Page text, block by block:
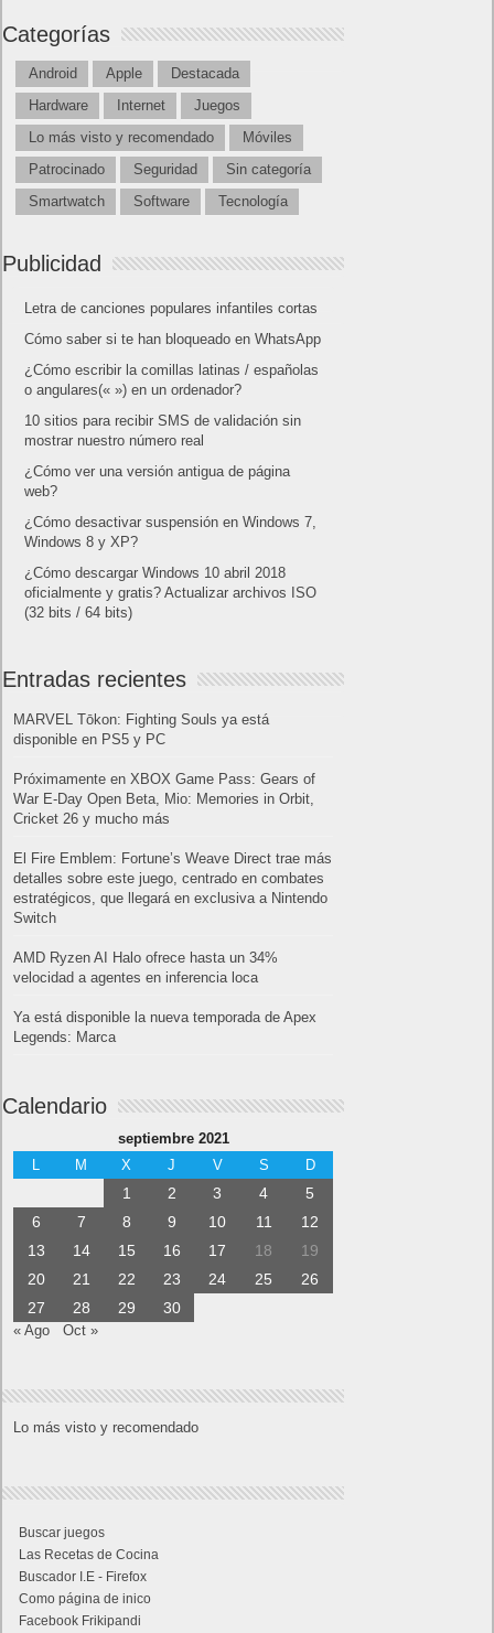
Categorías
Android Apple
Destacada
Hardware
Internet
Juegos
Lo más visto y recomendado
Móviles
Patrocinado
Seguridad
Sin categoría
Smartwatch
Software Tecnología
Publicidad
Letra de canciones populares infantiles cortas
Cómo saber si te han bloqueado en WhatsApp
¿Cómo escribir la comillas latinas / españolas
o angulares(« ») en un ordenador?
10 sitios para recibir SMS de validación sin
mostrar nuestro número real
¿Cómo ver una versión antigua de página
web?
¿Cómo desactivar suspensión en Windows 7,
Windows 8 y XP?
¿Cómo descargar Windows 10 abril 2018
oficialmente y gratis? Actualizar archivos ISO
(32 bits / 64 bits)
Entradas recientes
MARVEL Tōkon: Fighting Souls ya está
disponible en PS5 y PC
Próximamente en XBOX Game Pass: Gears of
War E-Day Open Beta, Mio: Memories in Orbit,
Cricket 26 y mucho más
El Fire Emblem: Fortune’s Weave Direct trae más
detalles sobre este juego, centrado en combates
estratégicos, que llegará en exclusiva a Nintendo
Switch
AMD Ryzen AI Halo ofrece hasta un 34%
velocidad a agentes en inferencia loca
Ya está disponible la nueva temporada de Apex
Legends: Marca
Calendario
septiembre 2021
L
M X J V S D
1 2 3 4
5
6
7 8 9 10 11
12
13
14 15 16 17 18
19
20
21 22 23 24 25
26
27
28 29 30
« Ago Oct »
Lo más visto y recomendado
Buscar juegos
Las Recetas de Cocina
Buscador I.E - Firefox
Como página de inico
Facebook Frikipandi